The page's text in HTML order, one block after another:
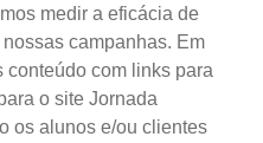
medir a eficácia de
campanhas. Em
com links para
o site Jornada
os alunos e/ou clientes